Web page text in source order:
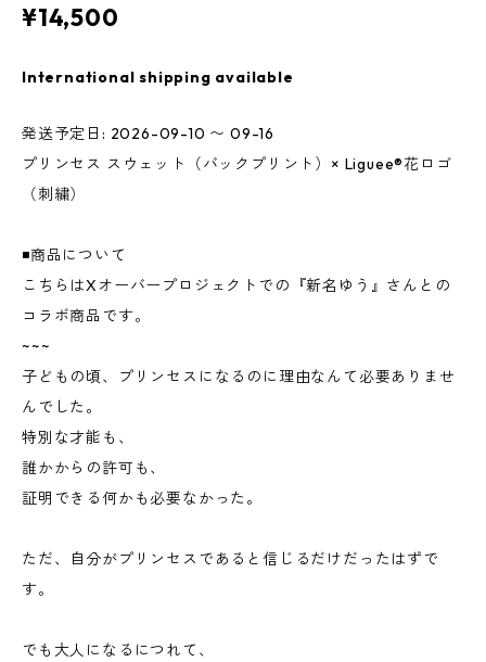
¥14,500
International shipping available
発送予定日: 2026-09-10 〜 09-16
プリンセス スウェット（バックプリント）× Liguee®️花ロゴ
（刺繍）
◾️商品について
こちらはXオーバープロジェクトでの『新名ゆう』さんとの
コラボ商品です。
~~~
子どもの頃、プリンセスになるのに理由なんて必要ありませ
んでした。
特別な才能も、
誰かからの許可も、
証明できる何かも必要なかった。
ただ、自分がプリンセスであると信じるだけだったはずで
す。
でも大人になるにつれて、